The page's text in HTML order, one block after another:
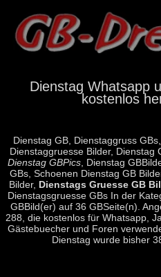
Dienstag Whatsapp
kostenlos
Dienstag GB, Dienstaggruss GBs,
Dienstaggruesse Bilder, Dienstag
Dienstag GBPics, Dienstag
GBs, Schoenen Dienstag GB
Bilder, Dienstags Gruesse GB
Dienstagsgruesse GBs In der
GBBild(er) auf 36 GBSeite(n).
288, die kostenlos für Whatsapp,
Gästebuecher und Foren
Dienstag wurde bisher